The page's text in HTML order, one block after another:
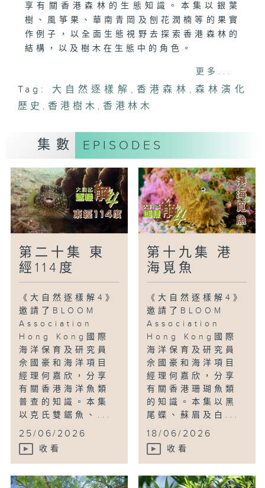
享有關香港森林的生態知識。本集以銀葉
樹、風箏果、華南青岡及刨花潤楠等的果實
作例子，以全面生態視野去探索香港森林的
結構，以及樹木在生態中的角色。
#大自然逐樣解#香港森林#銀葉樹#風箏果
#華南青岡#刨花潤楠#香港樹種
更多...
Tag: 大自然逐樣解 , 香港森林 , 森林演化
歷史 , 香港樹木 , 香港林木
集數 EPISODES
第二十集 東
經114度
《大自然逐樣解4》
邀請了BLOOM
Association
Hong Kong國際
海洋保育及研究員
佘國豪和海洋項目
經理何嘉欣，分享
有關香港海洋魚類
普查的知識。本集
以克氏雙鋸魚、...
25/06/2026
收看
第十九集 港
海覓魚
《大自然逐樣解4》
邀請了BLOOM
Association
Hong Kong國際
海洋保育及研究員
佘國豪和海洋項目
經理何嘉欣，分享
有關香港珊瑚魚類
的知識。本集以黑
尾蝶、蘇眉及白...
18/06/2026
收看